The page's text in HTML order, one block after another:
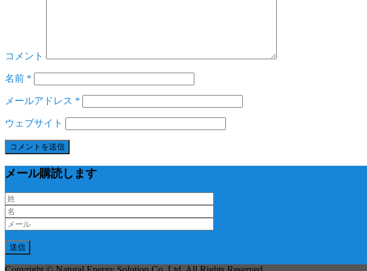
コメント
名前 *
メールアドレス *
ウェブサイト
メール購読します